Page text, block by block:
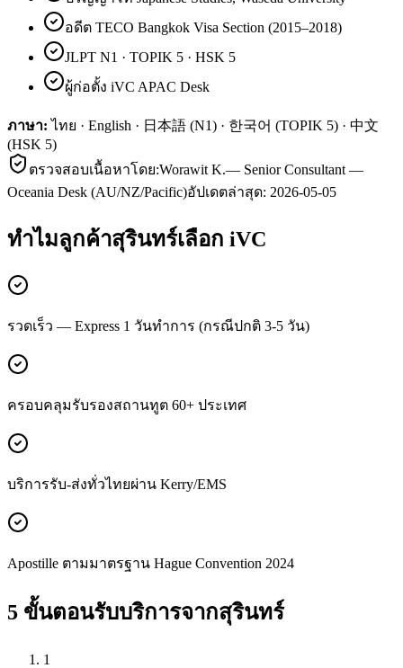
อดีต TECO Bangkok Visa Section (2015–2018)
JLPT N1 · TOPIK 5 · HSK 5
ผู้ก่อตั้ง iVC APAC Desk
ภาษา: ไทย · English · 日本語 (N1) · 한국어 (TOPIK 5) · 中文
(HSK 5)
ตรวจสอบเนื้อหาโดย:Worawit K.— Senior Consultant —
Oceania Desk (AU/NZ/Pacific)อัปเดตล่าสุด: 2026-05-05
ทำไมลูกค้าสุรินทร์เลือก iVC
รวดเร็ว — Express 1 วันทำการ (กรณีปกติ 3-5 วัน)
ครอบคลุมรับรองสถานทูต 60+ ประเทศ
บริการรับ-ส่งทั่วไทยผ่าน Kerry/EMS
Apostille ตามมาตรฐาน Hague Convention 2024
5 ขั้นตอนรับบริการจากสุรินทร์
1